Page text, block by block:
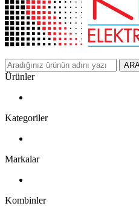
Ürünler
Kategoriler
Markalar
Kombinler